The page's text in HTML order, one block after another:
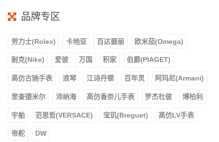
品牌专区
劳力士(Rolex) 卡地亚 百达翡丽 欧米茄(Omega)
耐克(Nike) 爱彼 万国 积家 伯爵(PIAGET)
高仿古驰手表 浪琴 江诗丹顿 百年灵 阿玛尼(Armani)
里查德米尔 沛纳海 高仿香奈儿手表 罗杰杜彼 博柏利
宇舶 范思哲(VERSACE) 宝玑(Breguet) 高仿LV手表
帝舵 DW